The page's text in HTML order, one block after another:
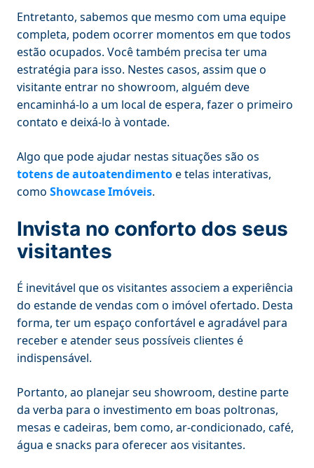
Entretanto, sabemos que mesmo com uma equipe
completa, podem ocorrer momentos em que todos
estão ocupados. Você também precisa ter uma
estratégia para isso. Nestes casos, assim que o
visitante entrar no showroom, alguém deve
encaminhá-lo a um local de espera, fazer o primeiro
contato e deixá-lo à vontade.
Algo que pode ajudar nestas situações são os
totens de autoatendimentoe telas interativas,
como Showcase Imóveis.
Invista no conforto dos seus
visitantes
É inevitável que os visitantes associem a experiência
do estande de vendas com o imóvel ofertado. Desta
forma, ter um espaço confortável e agradável para
receber e atender seus possíveis clientes é
indispensável.
Portanto, ao planejar seu showroom, destine parte
da verba para o investimento em boas poltronas,
mesas e cadeiras, bem como, ar-condicionado, café,
água e snacks para oferecer aos visitantes.